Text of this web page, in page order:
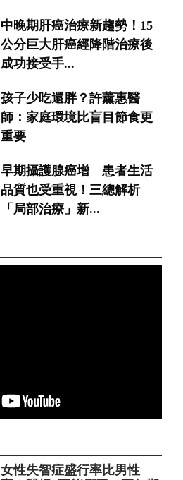
中晚期肝癌治療新趨勢！15
公分巨大肝癌經降階治療後
成功接受手...
孩子少吃還胖？許薰惠醫
師：家庭環境比盲目節食更
重要
早期攝護腺癌增 患者生活
品質也受重視！三總解析
「局部治療」新...
女性失智症盛行率比男性